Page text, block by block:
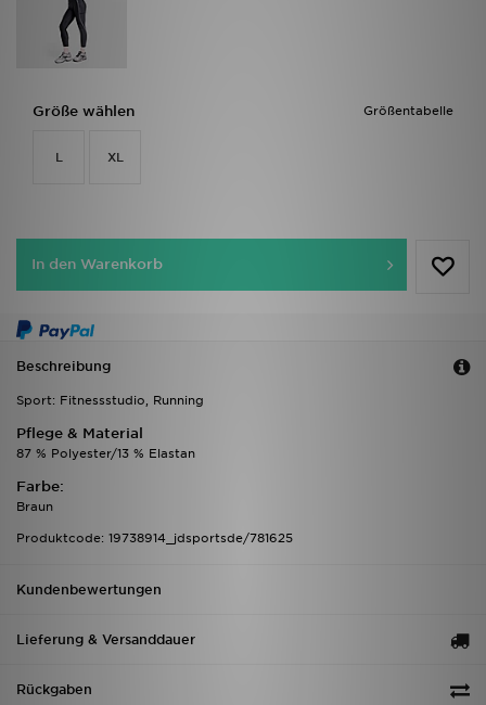
Größentabelle
Größe wählen
L XL
In den Warenkorb
Beschreibung
Sport: Fitnessstudio, Running
Pflege & Material
87 % Polyester/13 % Elastan
Farbe:
Braun
Produktcode: 19738914_jdsportsde/781625
Kundenbewertungen
Lieferung & Versanddauer
Rückgaben